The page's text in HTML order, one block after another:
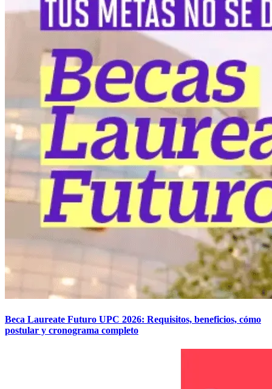
Beca Laureate Futuro UPC 2026: Requisitos, beneficios, cómo
postular y cronograma completo